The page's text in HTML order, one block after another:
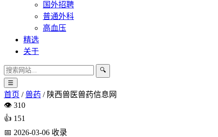
国外招聘
普通外科
高血压
精选
关于
🔍
☰
首页 / 兽药 / 陕西兽医兽药信息网
👁️ 310
👍 151
📅 2026-03-06 收录